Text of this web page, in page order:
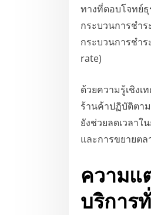
ทางที่ตอบโจทย์ธุ
กระบวนการชำ
กระบวนการชำ
rate)
ด้วยความรู้เชิง
ร้านค้าปฏิบัติตา
ยังช่วยลดเวลา
และการขยายต
ความแ
บริการ